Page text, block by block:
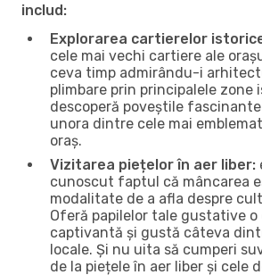
includ:
Explorarea cartierelor
cele mai vechi cartiere ale
ceva timp admirându-i
plimbare prin principalele zone
descoperă poveștile
unora dintre cele mai
oraș.
Vizitarea piețelor în aer liber:
cunoscut faptul că mâncarea
modalitate de a afla despre
Oferă papilelor tale gustative o
captivantă și gustă câteva
locale. Și nu uita să cumperi
de la piețele în aer liber și cele